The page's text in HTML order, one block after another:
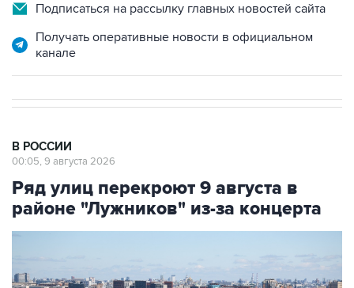
Подписаться на рассылку главных новостей сайта
Получать оперативные новости в официальном
канале
В РОССИИ
00:05, 9 августа 2026
Ряд улиц перекроют 9 августа в
районе "Лужников" из-за концерта